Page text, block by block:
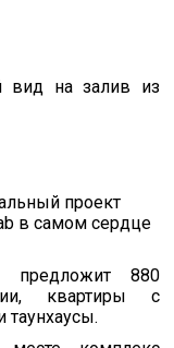
вид на залив из
проект
в самом сердце
предложит 880
квартиры с